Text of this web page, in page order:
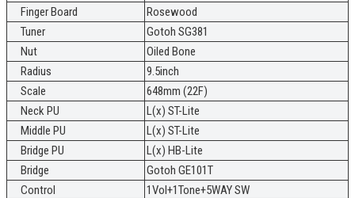
Finger Board
Rosewood
Tuner
Gotoh SG381
Nut
Oiled Bone
Radius
9.5inch
Scale
648mm (22F)
Neck PU
L(x) ST-Lite
Middle PU
L(x) ST-Lite
Bridge PU
L(x) HB-Lite
Bridge
Gotoh GE101T
Control
1Vol+1Tone+5WAY SW